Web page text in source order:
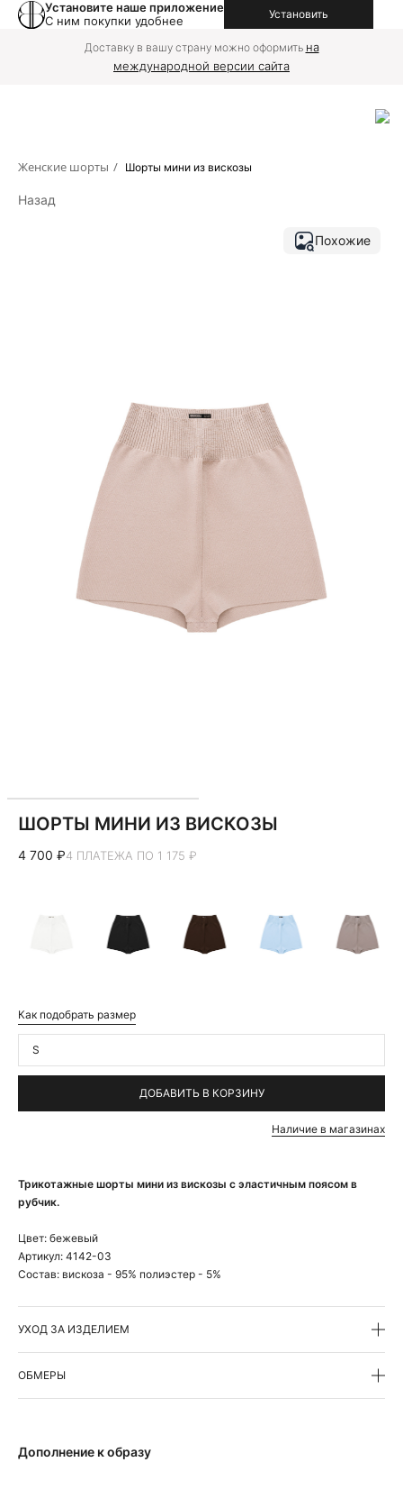
Установите наше приложение
С ним покупки удобнее
Установить
Доставку в вашу страну можно оформить на
международной версии сайта
Женские шорты / Шорты мини из вискозы
Назад
Трикотажные шорты мини из вискозы с эластичным поясом в
рубчик.
Цвет: бежевый
Артикул: 4142-03
Состав: вискоза - 95% полиэстер - 5%
УХОД ЗА ИЗДЕЛИЕМ
ОБМЕРЫ
Похожие
ШОРТЫ МИНИ ИЗ ВИСКОЗЫ
4 700 ₽4 ПЛАТЕЖА ПО 1 175 ₽
Как подобрать размер
S
ДОБАВИТЬ В КОРЗИНУ
Наличие в магазинах
Дополнение к образу